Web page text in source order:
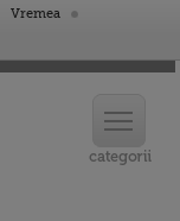
Vremea